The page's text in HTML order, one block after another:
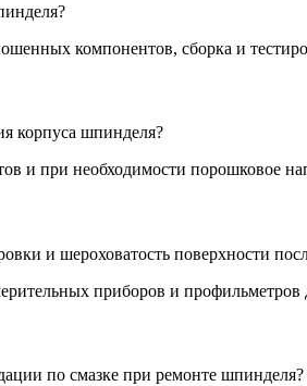
компонентов, сборка и
корпуса шпинделя?
и при необходимости порошковое
и шероховатость поверхности
приборов и профильметров
по смазке при ремонте шпинделя?